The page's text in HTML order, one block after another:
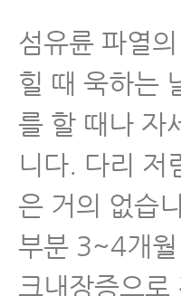
섬유륜 파열
힐 때 욱하는
를 할 때나 자
니다. 다리 저
은 거의 없습
부분 3~4개
크내장증으로